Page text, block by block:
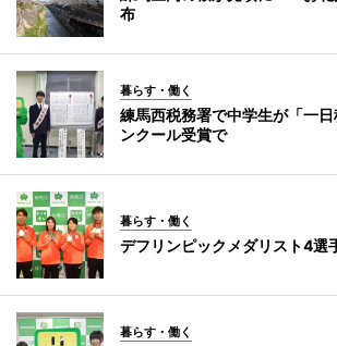
布
暮らす・働く
練馬西税務署で中学生が「一
ンクール受賞で
暮らす・働く
デフリンピックメダリスト4選
暮らす・働く